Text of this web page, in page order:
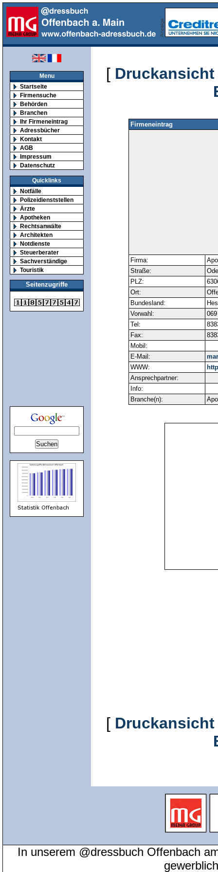
Menu
Startseite
Firmensuche
Behörden
Branchen
Ihr Firmeneintrag
Adressbücher
Kontakt
AGB
Impressum
Datenschutz
Quicklinks
Notfälle
Polizeidienststellen
Ärzte
Apotheken
Rechtsanwälte
Architekten
Notdienste
Steuerberater
Sachverständige
Touristik
Seitenzugriffe
[ Druckansicht
Firmeneintrag
Firma:
Straße:
PLZ:
Ort:
Bundesland:
Vorwahl:
069
Tel:
Fax:
Mobil:
E-Mail:
WWW:
Ansprechpartner:
Info:
Branche(n):
[ Druckansicht
In unserem @dressbuch Offenbach